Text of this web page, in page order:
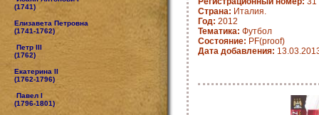
(1741)
Елизавета Петровна
(1741-1762)
Петр III
(1762)
Екатерина II
(1762-1796)
Павел I
(1796-1801)
Страна: Италия.
Год: 2012
Тематика: Футбол
Состояние: PF(proof)
Дата добавления: